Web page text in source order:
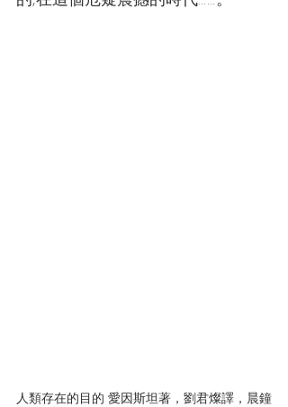
人類存在的目的 愛因斯坦著，劉君燦譯，晨鐘